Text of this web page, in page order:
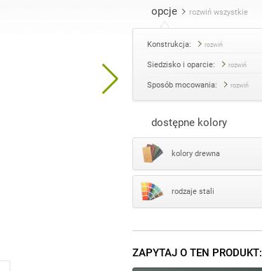
opcje rozwiń wszystkie
Konstrukcja: rozwiń
Siedzisko i oparcie: rozwiń
Sposób mocowania: rozwiń
dostępne kolory
kolory drewna
rodzaje stali
ZAPYTAJ O TEN PRODUKT: